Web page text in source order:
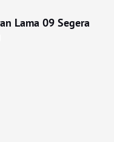
Lama 09 Segera